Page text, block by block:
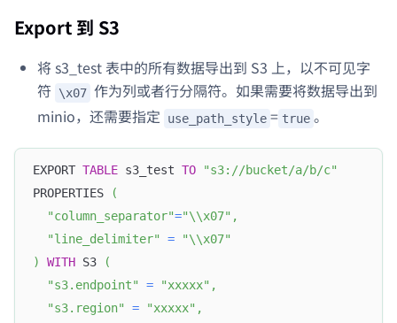
Export 到 S3
将 s3_test 表中的所有数据导出到 S3 上，以不可见字
符
\x07 作为列或者行分隔符。如果需要将数据导出到
minio，还需要指定
use_path_style = true 。
EXPORT TABLE s3_test TO
"s3://bucket/a/b/c"
PROPERTIES
(
"column_separator"="\\x07" ,
"line_delimiter"
=
"\\x07"
)
WITH S3
(
"s3.endpoint"
= "xxxxx" ,
"s3.region"
= "xxxxx" ,